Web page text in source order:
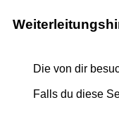
Die von dir
Falls du diese